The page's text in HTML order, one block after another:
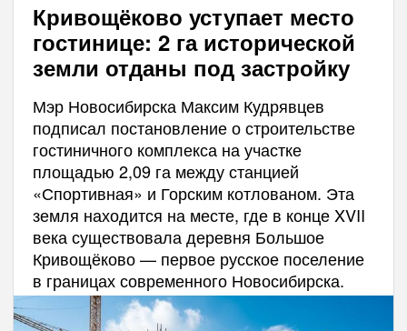
Кривощёково уступает место
гостинице: 2 га исторической
земли отданы под застройку
Мэр Новосибирска Максим Кудрявцев
подписал постановление о строительстве
гостиничного комплекса на участке
площадью 2,09 га между станцией
«Спортивная» и Горским котлованом. Эта
земля находится на месте, где в конце XVII
века существовала деревня Большое
Кривощёково — первое русское поселение
в границах современного Новосибирска.